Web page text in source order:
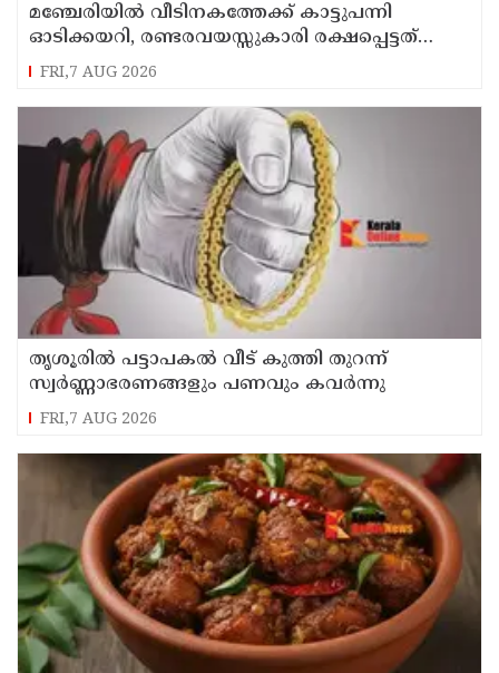
മഞ്ചേരിയിൽ വീടിനകത്തേക്ക് കാട്ടുപന്നി
ഓടിക്കയറി, രണ്ടരവയസ്സുകാരി രക്ഷപ്പെട്ടത്
തലനാരിഴക്ക്
FRI,7 AUG 2026
തൃശൂരിൽ പട്ടാപകൽ വീട് കുത്തി തുറന്ന്
സ്വർണ്ണാഭരണങ്ങളും പണവും കവർന്നു
FRI,7 AUG 2026